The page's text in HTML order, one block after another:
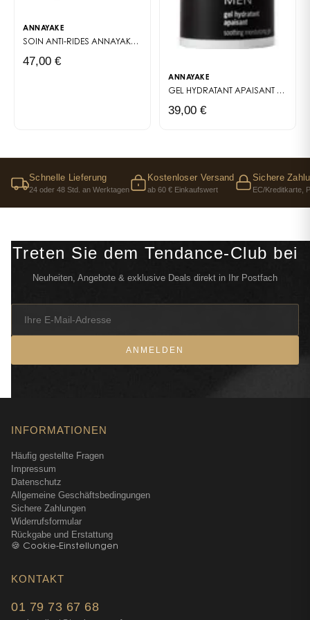
ANNAYAKE
SOIN ANTI-RIDES ANNAYAKE MEN
47,00 €
ANNAYAKE
GEL HYDRATANT APAISANT
39,00 €
Schnelle Lieferung
24 oder 48 Std. an Werktagen
Kostenloser Versand
ab 60 € Einkaufswert
Sichere
EC/Kreditkarte,
Treten Sie dem Tendance-Club bei
Neuheiten, Angebote & exklusive Deals direkt in Ihr Postfach
ANMELDEN
INFORMATIONEN
Häufig gestellte Fragen
Impressum
Datenschutz
Allgemeine Geschäftsbedingungen
Sichere Zahlungen
Widerrufsformular
Rückgabe und Erstattung
🍪 Cookie-Einstellungen
KONTAKT
01 79 73 67 68